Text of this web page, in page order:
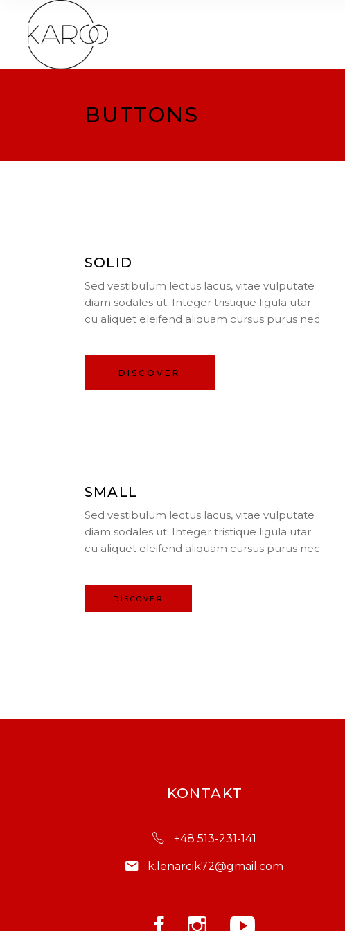
BUTTONS
SOLID
Sed vestibulum lectus lacus, vitae vulputate
diam sodales ut. Integer tristique ligula utar
cu aliquet eleifend aliquam cursus purus nec.
DISCOVER
SMALL
Sed vestibulum lectus lacus, vitae vulputate
diam sodales ut. Integer tristique ligula utar
cu aliquet eleifend aliquam cursus purus nec.
DISCOVER
KONTAKT
+48 513-231-141
k.lenarcik72@gmail.com